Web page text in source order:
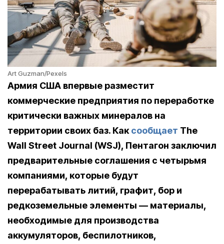
Art Guzman/Pexels
Армия США впервые разместит
коммерческие предприятия по переработке
критически важных минералов на
территории своих баз. Каксообщает The
Wall Street Journal (WSJ), Пентагон заключил
предварительные соглашения с четырьмя
компаниями, которые будут
перерабатывать литий, графит, бор и
редкоземельные элементы — материалы,
необходимые для производства
аккумуляторов, беспилотников,